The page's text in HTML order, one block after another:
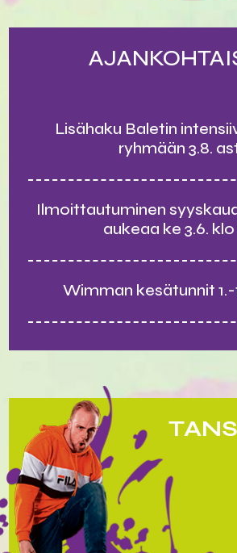
Lisähaku Baletin
ryhmään 3.8.
Ilmoittautuminen
aukeaa ke 3.6. klo
Wimman kesätunnit 1.-